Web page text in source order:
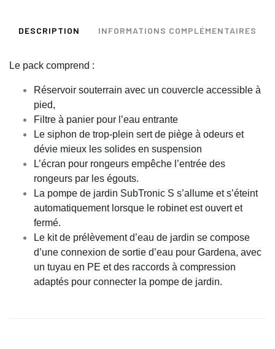
DESCRIPTION INFORMATIONS COMPLÉMENTAIRES
Le pack comprend :
Réservoir souterrain avec un couvercle accessible à
pied,
Filtre à panier pour l’eau entrante
Le siphon de trop-plein sert de piège à odeurs et
dévie mieux les solides en suspension
L’écran pour rongeurs empêche l’entrée des
rongeurs par les égouts.
La pompe de jardin SubTronic S s’allume et s’éteint
automatiquement lorsque le robinet est ouvert et
fermé.
Le kit de prélèvement d’eau de jardin se compose
d’une connexion de sortie d’eau pour Gardena, avec
un tuyau en PE et des raccords à compression
adaptés pour connecter la pompe de jardin.